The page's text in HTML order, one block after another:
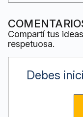
Compartí tus
respetuosa.
Debes